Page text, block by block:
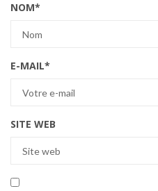
NOM*
E-MAIL*
SITE WEB